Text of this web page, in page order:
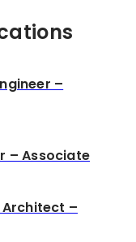
–
– Associate
Architect –